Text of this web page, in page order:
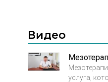
в суть и
самой
Видео
услуга,